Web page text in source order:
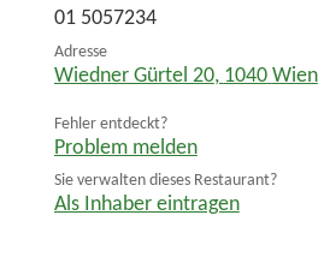
01 5057234
Adresse
Wiedner Gürtel 20, 1040 Wien
Fehler entdeckt?
Problem melden
Sie verwalten dieses Restaurant?
Als Inhaber eintragen